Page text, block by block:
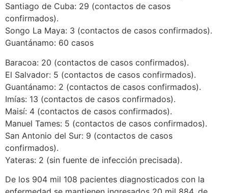
Santiago de Cuba: 29 (contactos de casos
confirmados).
Songo La Maya: 3 (contactos de casos confirmados).
Guantánamo: 60 casos
Baracoa: 20 (contactos de casos confirmados).
El Salvador: 5 (contactos de casos confirmados).
Guantánamo: 2 (contactos de casos confirmados).
Imías: 13 (contactos de casos confirmados).
Maisí: 4 (contactos de casos confirmados).
Manuel Tames: 5 (contactos de casos confirmados).
San Antonio del Sur: 9 (contactos de casos
confirmados).
Yateras: 2 (sin fuente de infección precisada).
De los 904 mil 108 pacientes diagnosticados con la